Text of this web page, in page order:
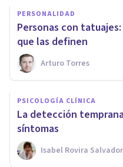
PERSONALIDAD
Personas con
que las definen
Arturo Torres
PSICOLOGÍA CLÍNICA
La detección
síntomas
Isabel Rovira Salvador